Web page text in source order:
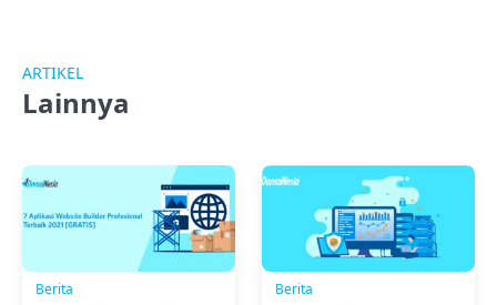
ARTIKEL
Lainnya
Berita Berita